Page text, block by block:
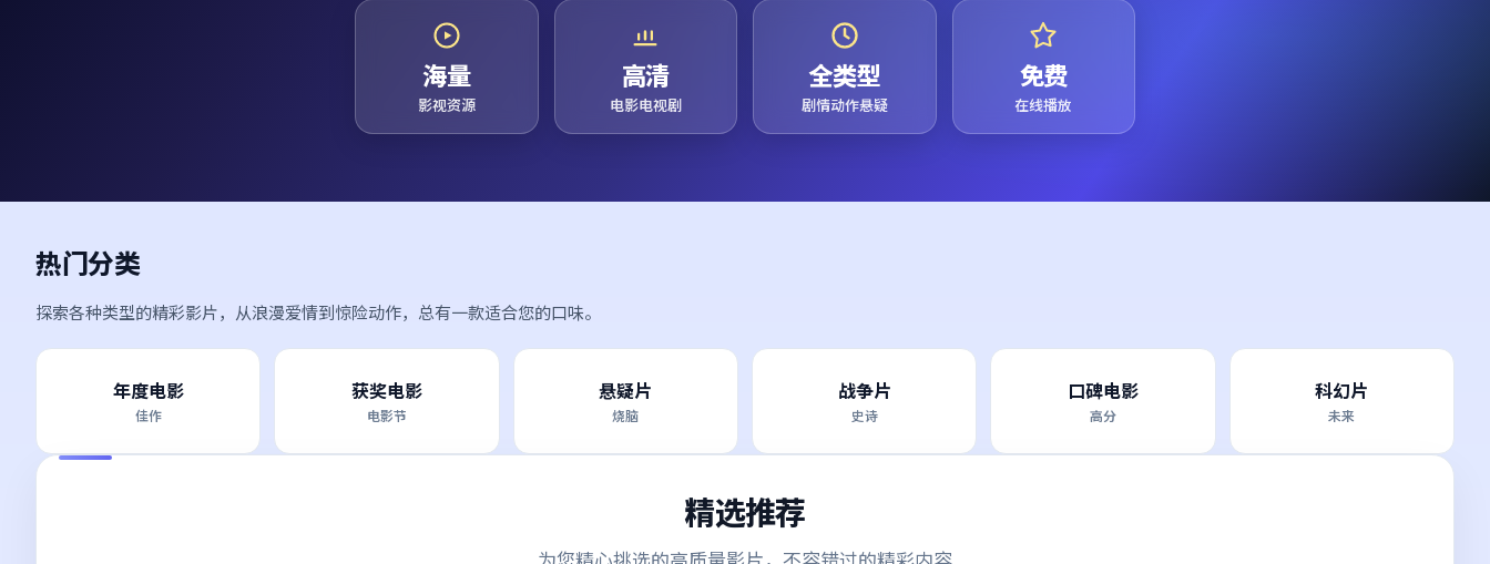
海量
影视资源
高清
电影电视剧
全类型
剧情动作悬疑
免费
在线播放
热门分类
探索各种类型的精彩影片，从浪漫爱情到惊险动作，总有一款适合您的口味。
年度电影
佳作
获奖电影
电影节
悬疑片
烧脑
战争片
史诗
口碑电影
高分
科幻片
未来
精选推荐